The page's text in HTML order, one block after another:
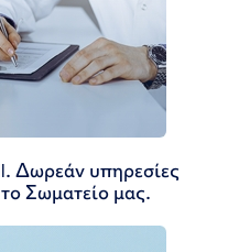
Δωρεάν υπηρεσίες
Σωματείο μας.